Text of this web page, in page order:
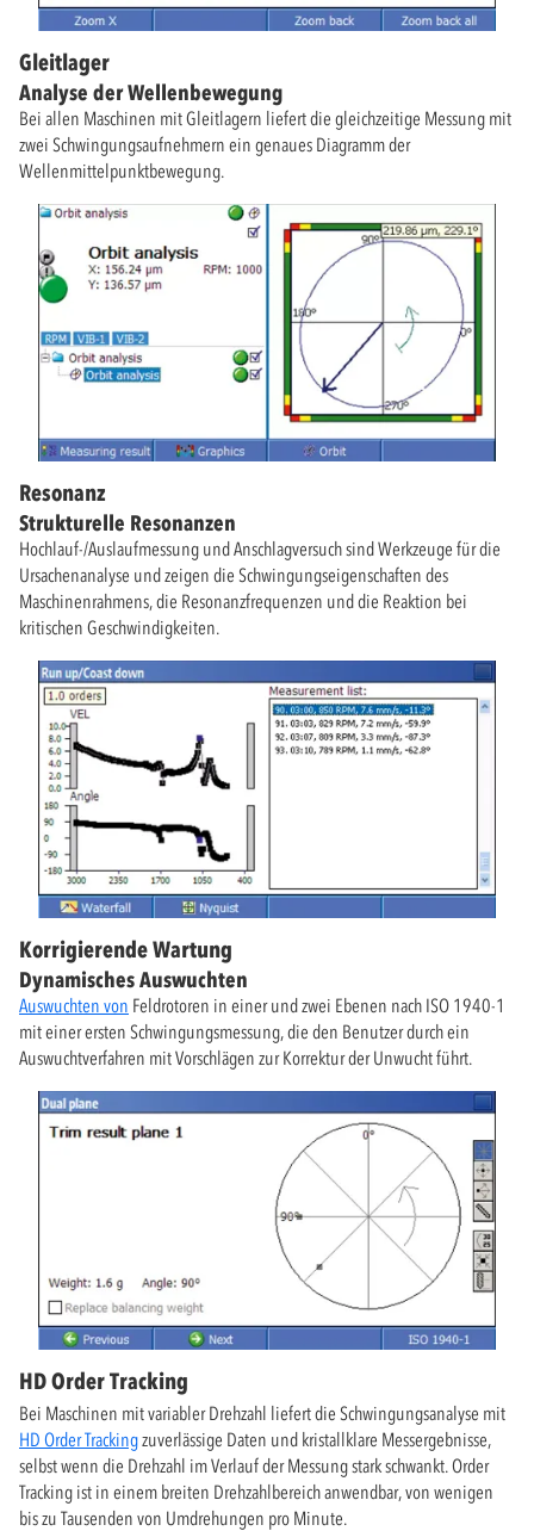
Gleitlager
Analyse der Wellenbewegung
Bei allen Maschinen mit Gleitlagern liefert die gleichzeitige Messung mit
zwei Schwingungsaufnehmern ein genaues Diagramm der
Wellenmittelpunktbewegung.
Resonanz
Strukturelle Resonanzen
Hochlauf-/Auslaufmessung und Anschlagversuch sind Werkzeuge für die
Ursachenanalyse und zeigen die Schwingungseigenschaften des
Maschinenrahmens, die Resonanzfrequenzen und die Reaktion bei
kritischen Geschwindigkeiten.
Korrigierende Wartung
Dynamisches Auswuchten
Auswuchten von Feldrotoren in einer und zwei Ebenen nach ISO 1940-1
mit einer ersten Schwingungsmessung, die den Benutzer durch ein
Auswuchtverfahren mit Vorschlägen zur Korrektur der Unwucht führt.
HD Order Tracking
Bei Maschinen mit variabler Drehzahl liefert die Schwingungsanalyse mit
HD Order Trackingzuverlässige Daten und kristallklare Messergebnisse,
selbst wenn die Drehzahl im Verlauf der Messung stark schwankt. Order
Tracking ist in einem breiten Drehzahlbereich anwendbar, von wenigen
bis zu Tausenden von Umdrehungen pro Minute.